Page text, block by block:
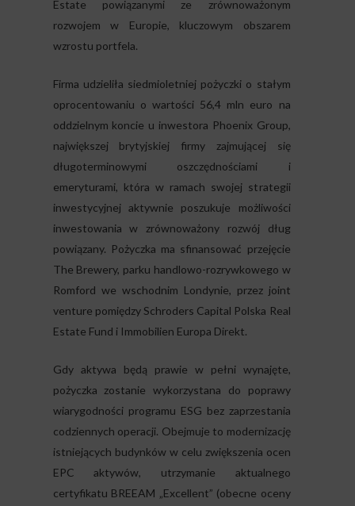
Estate powiązanymi ze zrównoważonym
rozwojem w Europie, kluczowym obszarem
wzrostu portfela.
Firma udzieliła siedmioletniej pożyczki o stałym
oprocentowaniu o wartości 56,4 mln euro na
oddzielnym koncie u inwestora Phoenix Group,
największej brytyjskiej firmy zajmującej się
długoterminowymi oszczędnościami i
emeryturami, która w ramach swojej strategii
inwestycyjnej aktywnie poszukuje możliwości
inwestowania w zrównoważony rozwój dług
powiązany. Pożyczka ma sfinansować przejęcie
The Brewery, parku handlowo-rozrywkowego w
Romford we wschodnim Londynie, przez joint
venture pomiędzy Schroders Capital Polska Real
Estate Fund i Immobilien Europa Direkt.
Gdy aktywa będą prawie w pełni wynajęte,
pożyczka zostanie wykorzystana do poprawy
wiarygodności programu ESG bez zaprzestania
codziennych operacji. Obejmuje to modernizację
istniejących budynków w celu zwiększenia ocen
EPC aktywów, utrzymanie aktualnego
certyfikatu BREEAM „Excellent” (obecne oceny